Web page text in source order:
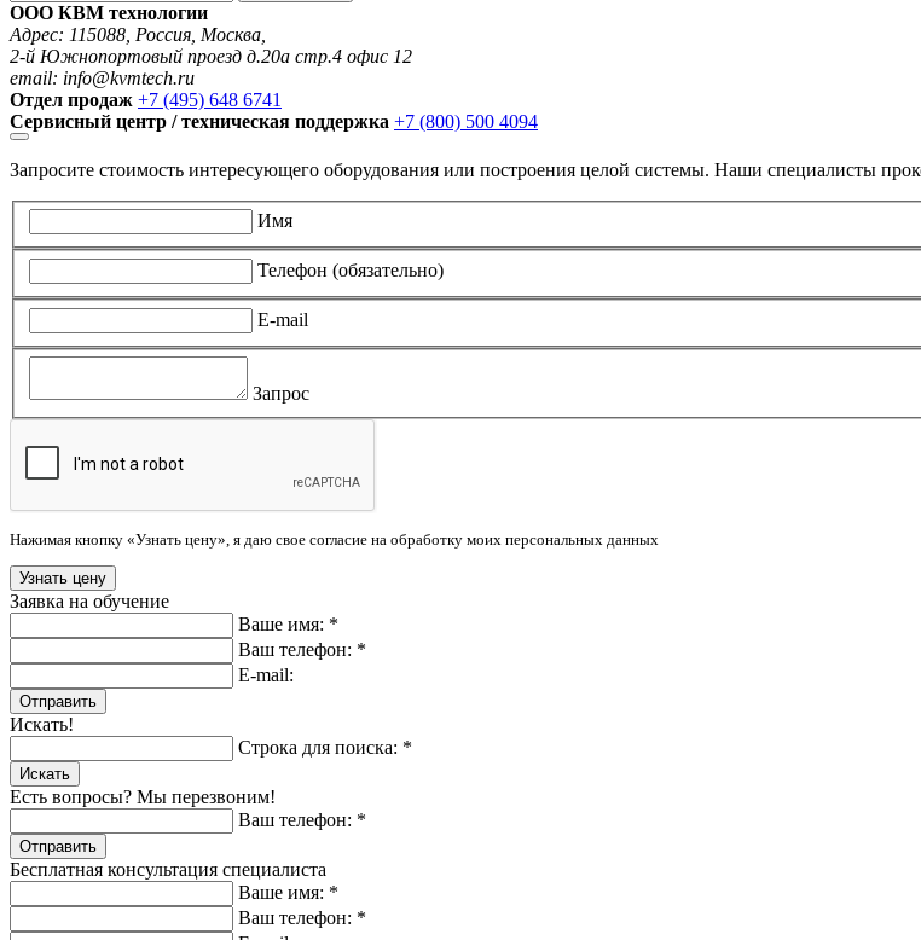
ООО КВМ технологии
Адрес: 115088, Россия, Москва,
2-й Южнопортовый проезд д.20а стр.4 офис 12
email: info@kvmtech.ru
Отдел продаж +7 (495) 648 6741
Сервисный центр / техническая поддержка +7 (800) 500 4094
Запросите стоимость интересующего оборудования или построения целой системы. Наши специалисты
Имя
Телефон (обязательно)
E-mail
Запрос
Нажимая кнопку «Узнать цену», я даю свое согласие на обработку моих персональных данных
Заявка на обучение
Ваше имя: *
Ваш телефон: *
E-mail:
Отправить
Искать!
Строка для поиска: *
Искать
Есть вопросы? Мы перезвоним!
Ваш телефон: *
Отправить
Бесплатная консультация специалиста
Ваше имя: *
Ваш телефон: *